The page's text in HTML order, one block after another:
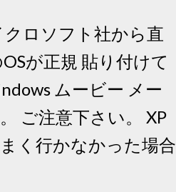
ロソフト社から直
が正規 貼り付けて
ムービー メー
ご注意下さい。 XP
く行かなかった場合